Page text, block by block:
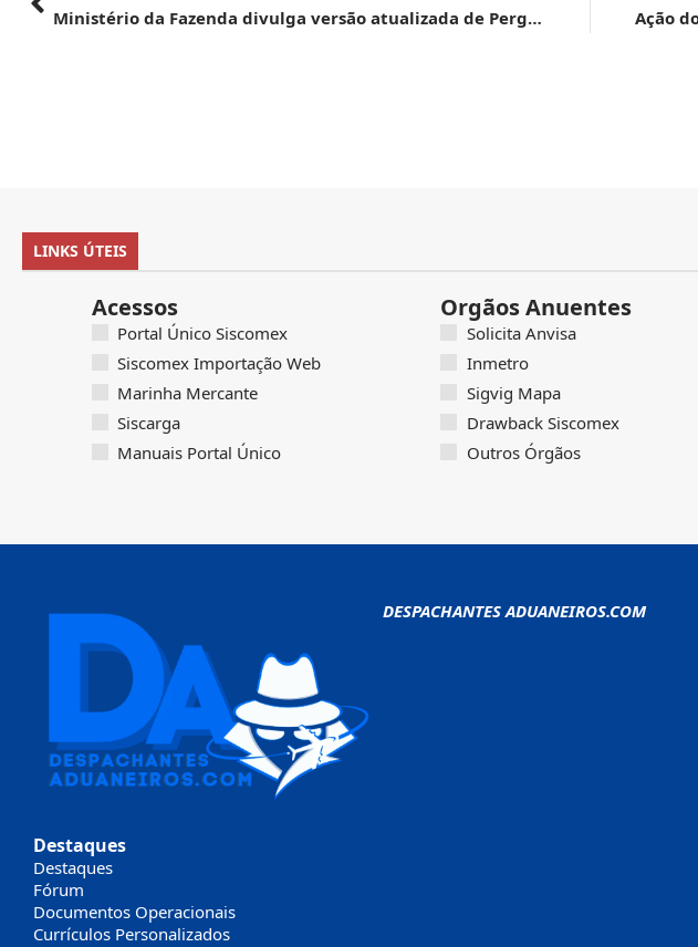
Ministério da Fazenda divulga versão atualizada de Perguntas e Respostas sobre tributação offshore
LINKS ÚTEIS
Acessos
Portal Único Siscomex
Siscomex Importação Web
Marinha Mercante
Siscarga
Manuais Portal Único
Orgãos Anuentes
Solicita Anvisa
Inmetro
Sigvig Mapa
Drawback Siscomex
Outros Órgãos
DESPACHANTES ADUANEIROS.COM
Destaques
Destaques
Fórum
Documentos Operacionais
Currículos Personalizados